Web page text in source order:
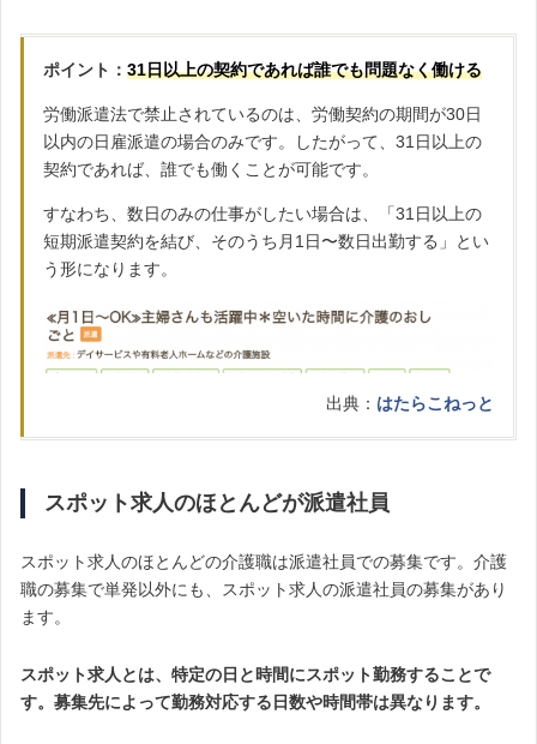
ポイント： 31日以上の契約であれば誰でも問題なく働ける
労働派遣法で禁止されているのは、労働契約の期間が30日
以内の日雇派遣の場合のみです。したがって、31日以上の
契約であれば、誰でも働くことが可能です。
すなわち、数日のみの仕事がしたい場合は、「31日以上の
短期派遣契約を結び、そのうち月1日〜数日出勤する」とい
う形になります。
出典： はたらこねっと
スポット求人のほとんどが派遣社員
スポット求人のほとんどの介護職は派遣社員での募集です。介護
職の募集で単発以外にも、スポット求人の派遣社員の募集があり
ます。
スポット求人とは、特定の日と時間にスポット勤務することで
す。募集先によって勤務対応する日数や時間帯は異なります。